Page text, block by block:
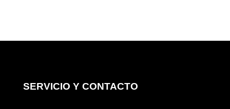
SERVICIO Y CONTACTO